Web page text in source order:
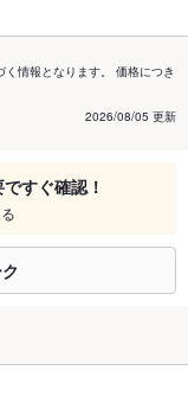
情報となります。 価格につき
2026/08/05 更新
すぐ確認！